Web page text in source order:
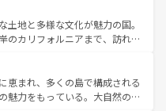
、スイスならではのユニークな
光だけでなく町歩きも満喫する
が高いため物価も高いが、旅行
こともできる。 なお、新
ツ一覧 を参照してほしい。
土地と多様な文化が魅力の国。
のカリフォルニアまで、訪れる
、ショッピング、エンターテイ
なスポットだ。一方、アメリカ
グランドキャニオンやイエロー
恵まれ、多くの島で構成される
魅力をもっている。大自然の神